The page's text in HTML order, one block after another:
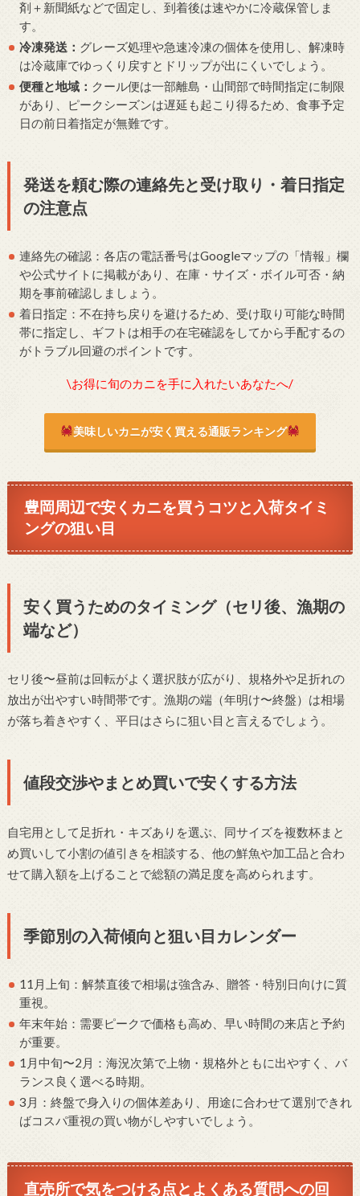
剤＋新聞紙などで固定し、到着後は速やかに冷蔵保管しま
す。
冷凍発送： グレーズ処理や急速冷凍の個体を使用し、解凍時
は冷蔵庫でゆっくり戻すとドリップが出にくいでしょう。
便種と地域： クール便は一部離島・山間部で時間指定に制限
があり、ピークシーズンは遅延も起こり得るため、食事予定
日の前日着指定が無難です。
発送を頼む際の連絡先と受け取り・着日指定
の注意点
連絡先の確認：各店の電話番号はGoogleマップの「情報」欄
や公式サイトに掲載があり、在庫・サイズ・ボイル可否・納
期を事前確認しましょう。
着日指定：不在持ち戻りを避けるため、受け取り可能な時間
帯に指定し、ギフトは相手の在宅確認をしてから手配するの
がトラブル回避のポイントです。
\お得に旬のカニを手に入れたいあなたへ/
美味しいカニが安く買える通販ランキング
豊岡周辺で安くカニを買うコツと入荷タイミ
ングの狙い目
安く買うためのタイミング（セリ後、漁期の
端など）
セリ後〜昼前は回転がよく選択肢が広がり、規格外や足折れの
放出が出やすい時間帯です。漁期の端（年明け〜終盤）は相場
が落ち着きやすく、平日はさらに狙い目と言えるでしょう。
値段交渉やまとめ買いで安くする方法
自宅用として足折れ・キズありを選ぶ、同サイズを複数杯まと
め買いして小割の値引きを相談する、他の鮮魚や加工品と合わ
せて購入額を上げることで総額の満足度を高められます。
季節別の入荷傾向と狙い目カレンダー
11月上旬：解禁直後で相場は強含み、贈答・特別日向けに質
重視。
年末年始：需要ピークで価格も高め、早い時間の来店と予約
が重要。
1月中旬〜2月：海況次第で上物・規格外ともに出やすく、バ
ランス良く選べる時期。
3月：終盤で身入りの個体差あり、用途に合わせて選別できれ
ばコスパ重視の買い物がしやすいでしょう。
直売所で気をつける点とよくある質問への回